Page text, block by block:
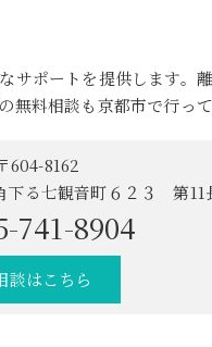
サポートを提供します。
料相談も京都市で行って
604-8162
下る七観音町６２３ 第11
741-8904
談はこちら